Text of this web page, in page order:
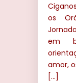
os
em
amor,
[…]